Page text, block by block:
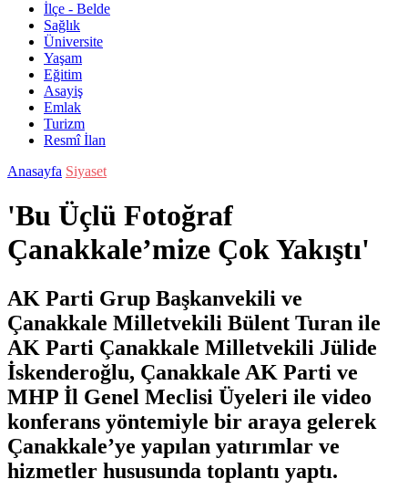
İlçe - Belde
Sağlık
Üniversite
Yaşam
Eğitim
Asayiş
Emlak
Turizm
Resmî İlan
Anasayfa Siyaset
'Bu Üçlü Fotoğraf
Çanakkale’mize Çok Yakıştı'
AK Parti Grup Başkanvekili ve
Çanakkale Milletvekili Bülent Turan ile
AK Parti Çanakkale Milletvekili Jülide
İskenderoğlu, Çanakkale AK Parti ve
MHP İl Genel Meclisi Üyeleri ile video
konferans yöntemiyle bir araya gelerek
Çanakkale’ye yapılan yatırımlar ve
hizmetler hususunda toplantı yaptı.